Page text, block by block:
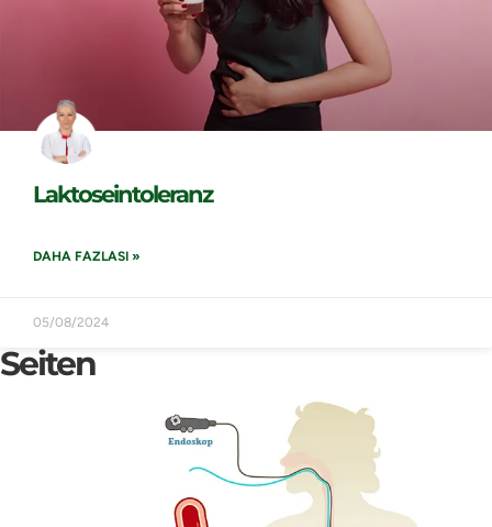
Laktoseintoleranz
DAHA FAZLASI »
05/08/2024
Seiten